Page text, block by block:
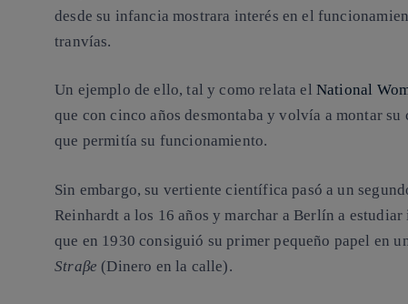
desde su infancia mostrara interés en el
tranvías.
Un ejemplo de ello, tal y como relata el National
que con cinco años desmontaba y volvía a montar
que permitía su funcionamiento.
Sin embargo, su vertiente científica pasó a un
Reinhardt a los 16 años y marchar a Berlín a
que en 1930 consiguió su primer pequeño papel en
Straβe (Dinero en la calle).